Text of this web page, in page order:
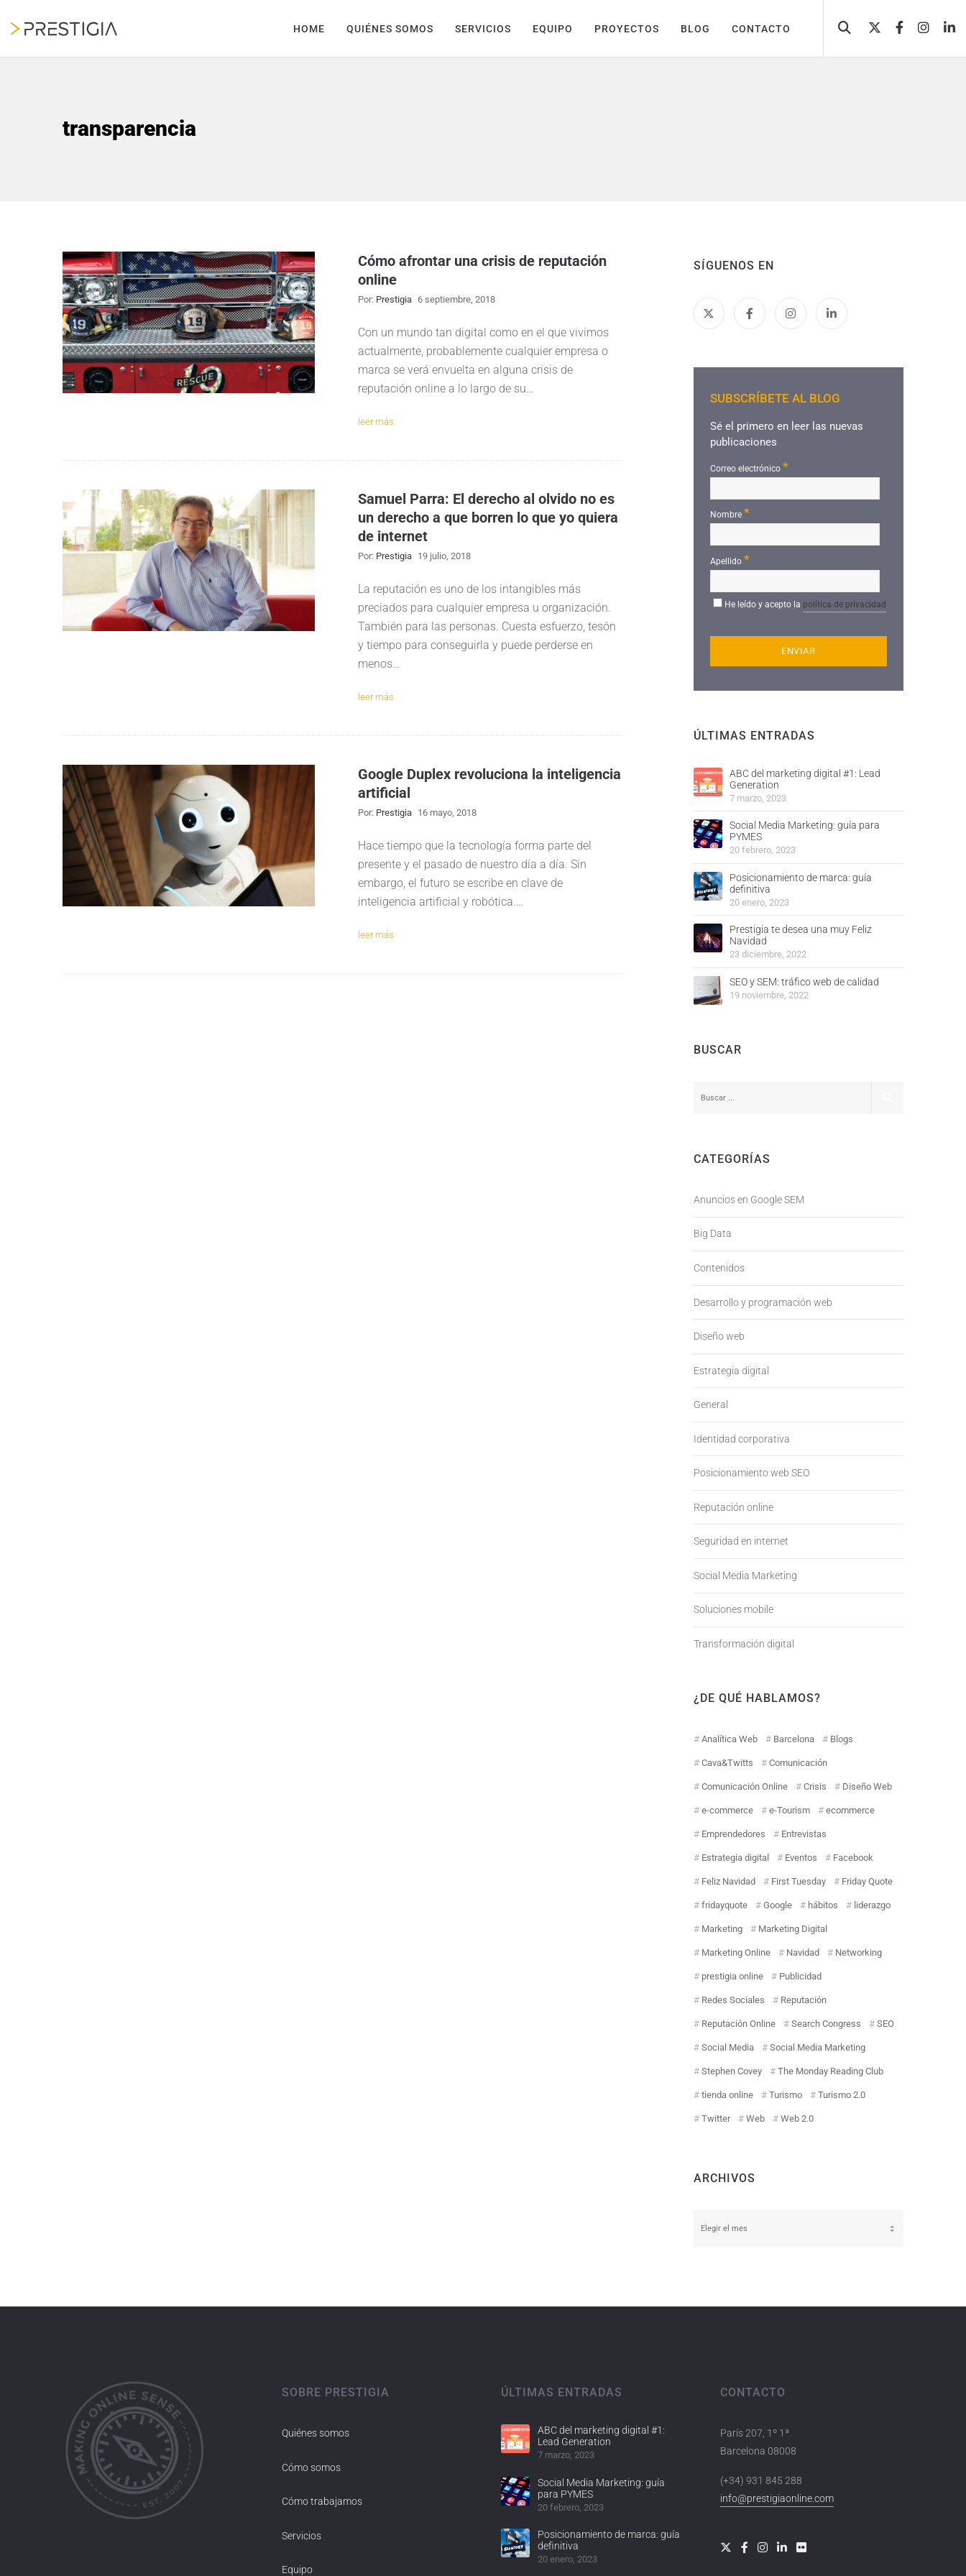
HOME QUIÉNES SOMOS SERVICIOS EQUIPO PROYECTOS BLOG CONTACTO
transparencia
Cómo afrontar una crisis de reputación
online
Por: Prestigia 6 septiembre, 2018
Con un mundo tan digital como en el que vivimos
actualmente, probablemente cualquier empresa o
marca se verá envuelta en alguna crisis de
reputación online a lo largo de su…
leer más
Samuel Parra: El derecho al olvido no es
un derecho a que borren lo que yo quiera
de internet
Por: Prestigia 19 julio, 2018
La reputación es uno de los intangibles más
preciados para cualquier empresa u organización.
También para las personas. Cuesta esfuerzo, tesón
y tiempo para conseguirla y puede perderse en
menos…
leer más
Google Duplex revoluciona la inteligencia
artificial
Por: Prestigia 16 mayo, 2018
Hace tiempo que la tecnología forma parte del
presente y el pasado de nuestro día a día. Sin
embargo, el futuro se escribe en clave de
inteligencia artificial y robótica.…
leer más
SÍGUENOS EN
SUBSCRÍBETE AL BLOG
Sé el primero en leer las nuevas
publicaciones
Correo electrónico *
Nombre *
Apellido *
He leído y acepto la política de privacidad
ÚLTIMAS ENTRADAS
ABC del marketing digital #1: Lead
Generation
7 marzo, 2023
Social Media Marketing: guía para
PYMES
20 febrero, 2023
Posicionamiento de marca: guía
definitiva
20 enero, 2023
Prestigia te desea una muy Feliz
Navidad
23 diciembre, 2022
SEO y SEM: tráfico web de calidad
19 noviembre, 2022
BUSCAR
CATEGORÍAS
Anuncios en Google SEM
Big Data
Contenidos
Desarrollo y programación web
Diseño web
Estrategia digital
General
Identidad corporativa
Posicionamiento web SEO
Reputación online
Seguridad en internet
Social Media Marketing
Soluciones mobile
Transformación digital
¿DE QUÉ HABLAMOS?
Analítica Web Barcelona Blogs
Cava&Twitts Comunicación
Comunicación Online Crisis Diseño Web
e-commerce e-Tourism ecommerce
Emprendedores Entrevistas
Estrategia digital Eventos Facebook
Feliz Navidad First Tuesday Friday Quote
fridayquote Google hábitos liderazgo
Marketing Marketing Digital
Marketing Online Navidad Networking
prestigia online Publicidad
Redes Sociales Reputación
Reputación Online Search Congress SEO
Social Media Social Media Marketing
Stephen Covey The Monday Reading Club
tienda online Turismo Turismo 2.0
Twitter Web Web 2.0
ARCHIVOS
SOBRE PRESTIGIA
Quiénes somos
Cómo somos
Cómo trabajamos
Servicios
Equipo
ÚLTIMAS ENTRADAS
ABC del marketing digital #1:
Lead Generation
7 marzo, 2023
Social Media Marketing: guía
para PYMES
20 febrero, 2023
Posicionamiento de marca: guía
definitiva
20 enero, 2023
CONTACTO
París 207, 1º 1ª
Barcelona 08008
(+34) 931 845 288
info@prestigiaonline.com